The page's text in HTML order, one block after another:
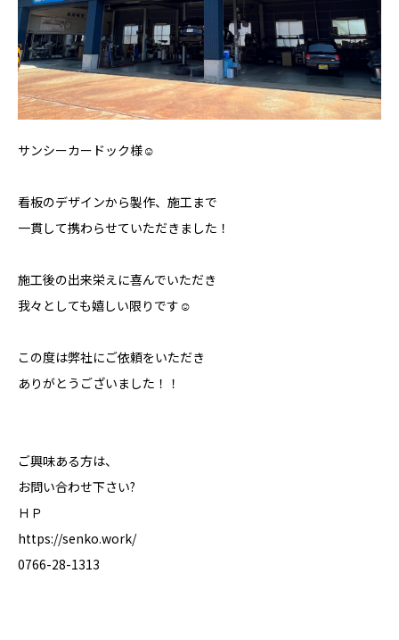
サンシーカードック様☺︎
看板のデザインから製作、施工まで
一貫して携わらせていただきました！
施工後の出来栄えに喜んでいただき
我々としても嬉しい限りです☺︎
この度は弊社にご依頼をいただき
ありがとうございました！！
ご興味ある方は、
お問い合わせ下さい?
ＨＰ
https://senko.work/
0766-28-1313